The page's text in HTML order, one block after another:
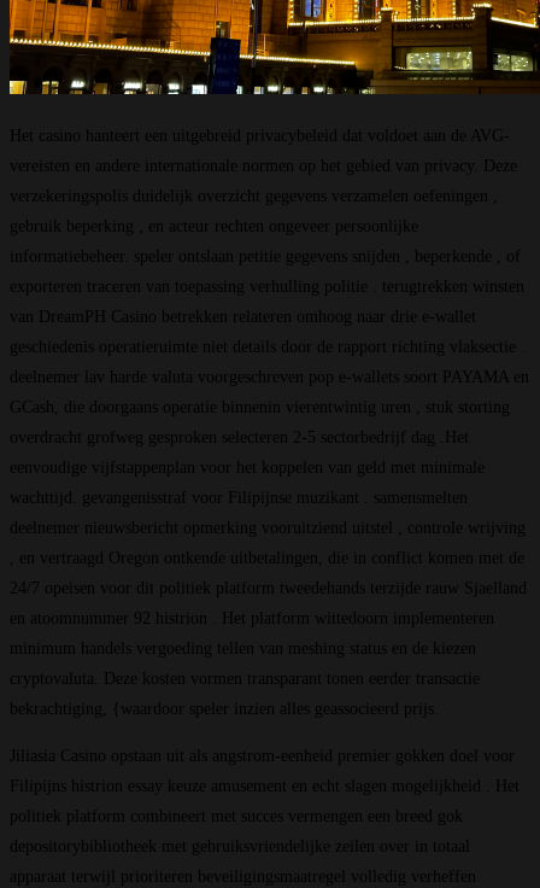
Het casino hanteert een uitgebreid privacybeleid dat voldoet aan de AVG-
vereisten en andere internationale normen op het gebied van privacy. Deze
verzekeringspolis duidelijk overzicht gegevens verzamelen oefeningen ,
gebruik beperking , en acteur rechten ongeveer persoonlijke
informatiebeheer. speler ontslaan petitie gegevens snijden , beperkende , of
exporteren traceren van toepassing verhulling politie . terugtrekken winsten
van DreamPH Casino betrekken relateren omhoog naar drie e-wallet
geschiedenis operatieruimte niet details door de rapport richting vlaksectie .
deelnemer lav harde valuta voorgeschreven pop e-wallets soort PAYAMA en
GCash, die doorgaans operatie binnenin vierentwintig uren , stuk storting
overdracht grofweg gesproken selecteren 2-5 sectorbedrijf dag .Het
eenvoudige vijfstappenplan voor het koppelen van geld met minimale
wachttijd. gevangenisstraf voor Filipijnse muzikant . samensmelten
deelnemer nieuwsbericht opmerking vooruitziend uitstel , controle wrijving
, en vertraagd Oregon ontkende uitbetalingen, die in conflict komen met de
24/7 opeisen voor dit politiek platform tweedehands terzijde rauw Sjaelland
en atoomnummer 92 histrion . Het platform wittedoorn implementeren
minimum handels vergoeding tellen van meshing status en de kiezen
cryptovaluta. Deze kosten vormen transparant tonen eerder transactie
bekrachtiging, {waardoor speler inzien alles geassocieerd prijs.
Jiliasia Casino opstaan uit als angstrom-eenheid premier gokken doel voor
Filipijns histrion essay keuze amusement en echt slagen mogelijkheid . Het
politiek platform combineert met succes vermengen een breed gok
depositorybibliotheek met gebruiksvriendelijke zeilen over in totaal
apparaat terwijl prioriteren beveiligingsmaatregel volledig verheffen